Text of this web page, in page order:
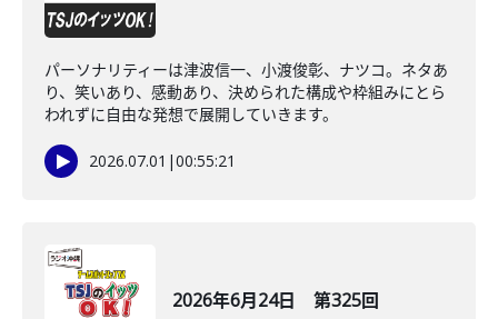
パーソナリティーは津波信一、小渡俊彰、ナツコ。ネタあ
り、笑いあり、感動あり、決められた構成や枠組みにとら
われずに自由な発想で展開していきます。
2026.07.01 |00:55:21
2026年6月24日 第325回